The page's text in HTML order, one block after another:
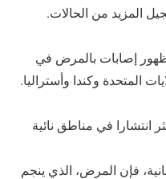
المزيد من الحالات.
إصابات بالمرض في
المتحدة وكندا وأستراليا.
في مناطق نائية
فإن المرض، الذي ينجم